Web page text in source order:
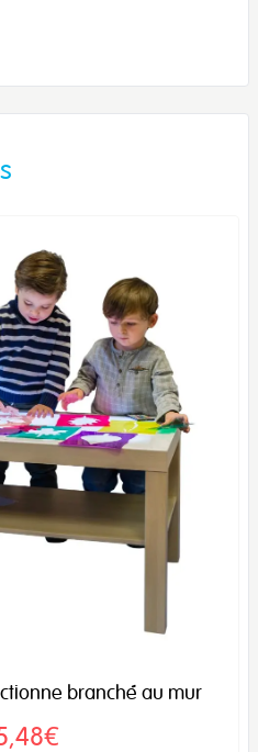
branché au mur